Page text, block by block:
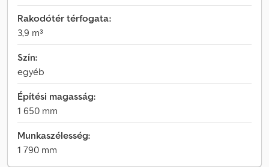
Rakodótér térfogata:
3,9 m³
Szín:
egyéb
Építési magasság:
1 650 mm
Munkaszélesség:
1 790 mm